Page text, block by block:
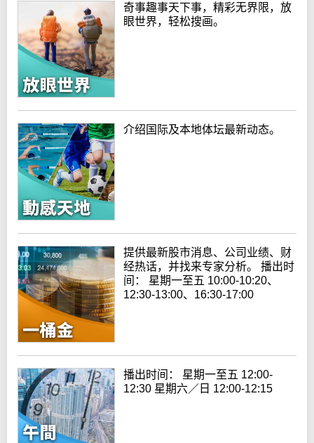
奇事趣事天下事，精彩无界限，放
眼世界，轻松搜画。
介绍国际及本地体坛最新动态。
提供最新股市消息、公司业绩、财
经热话，并找来专家分析。 播出时
间： 星期一至五 10:00-10:20、
12:30-13:00、16:30-17:00
播出时间： 星期一至五 12:00-
12:30 星期六／日 12:00-12:15